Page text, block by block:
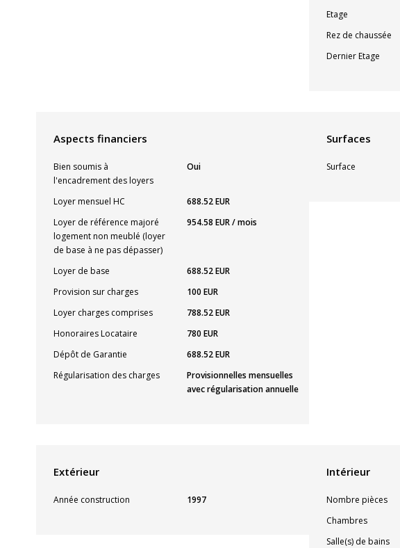
Etage
Rez de chaussée
Dernier Etage
Aspects financiers
Bien soumis à
l'encadrement des loyers
Oui
Loyer mensuel HC
688.52 EUR
Loyer de référence majoré
logement non meublé (loyer
de base à ne pas dépasser)
954.58 EUR / mois
Loyer de base
688.52 EUR
Provision sur charges
100 EUR
Loyer charges comprises
788.52 EUR
Honoraires Locataire
780 EUR
Dépôt de Garantie
688.52 EUR
Régularisation des charges
Provisionnelles mensuelles
avec régularisation annuelle
Surfaces
Surface
Extérieur
Année construction 1997
Intérieur
Nombre pièces
Chambres
Salle(s) de bains